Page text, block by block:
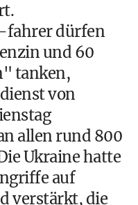
fahrer dürfen
und 60
tanken,
von
allen rund 800
Ukraine hatte
auf
verstärkt, die